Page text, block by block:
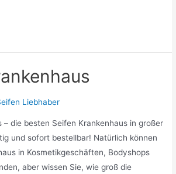
Liebhaber
– die besten Seifen Krankenhaus in großer
und sofort bestellbar! Natürlich können
in Kosmetikgeschäften, Bodyshops
aber wissen Sie, wie groß die